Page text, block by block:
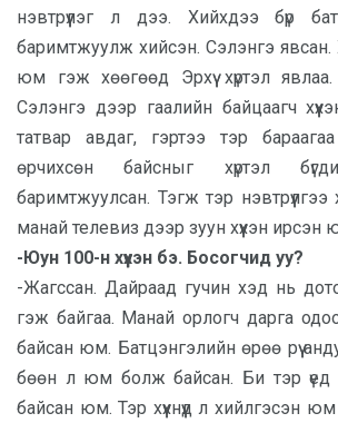
нэвтрүүлэг л дээ. Хийхдээ бүр
баримтжуулж хийсэн. Сэлэнгэ явсан.
юм гэж хөөгөөд Эрхүү хүртэл
Сэлэнгэ дээр гаалийн байцаагч
татвар авдаг, гэртээ тэр
өрчихсөн байсныг хүртэл
баримтжуулсан. Тэгж тэр
манай телевиз дээр зуун хүүхэн ирсэн
-Юун 100-н хүүхэн бэ. Босогчид уу?
-Жагссан. Дайраад гучин хэд нь
гэж байгаа. Манай орлогч дарга
байсан юм. Батцэнгэлийн өрөө рүү
бөөн л юм болж байсан. Би тэр үед
байсан юм. Тэр хүүхнүүд л хийлгэсэн